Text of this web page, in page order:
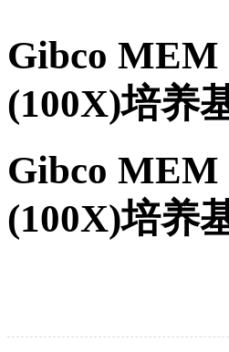
Gibco MEM
(100X)培养
Gibco MEM
(100X)培养